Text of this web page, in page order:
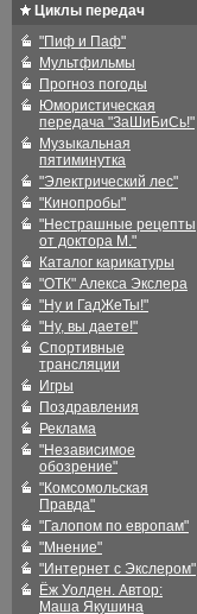
Циклы передач
"Пиф и Паф"
Мультфильмы
Прогноз погоды
Юмористическая
передача "ЗаШиБиСь!"
Музыкальная
пятиминутка
"Электрический лес"
"Кинопробы"
"Нестрашные рецепты
от доктора М."
Каталог карикатуры
"ОТК" Алекса Экслера
"Ну и ГадЖеТы!"
"Ну, вы даете!"
Спортивные
трансляции
Игры
Поздравления
Реклама
"Независимое
обозрение"
"Комсомольская
Правда"
"Галопом по европам"
"Мнение"
"Интернет с Экслером"
Ёж Уолден. Автор:
Маша Якушина